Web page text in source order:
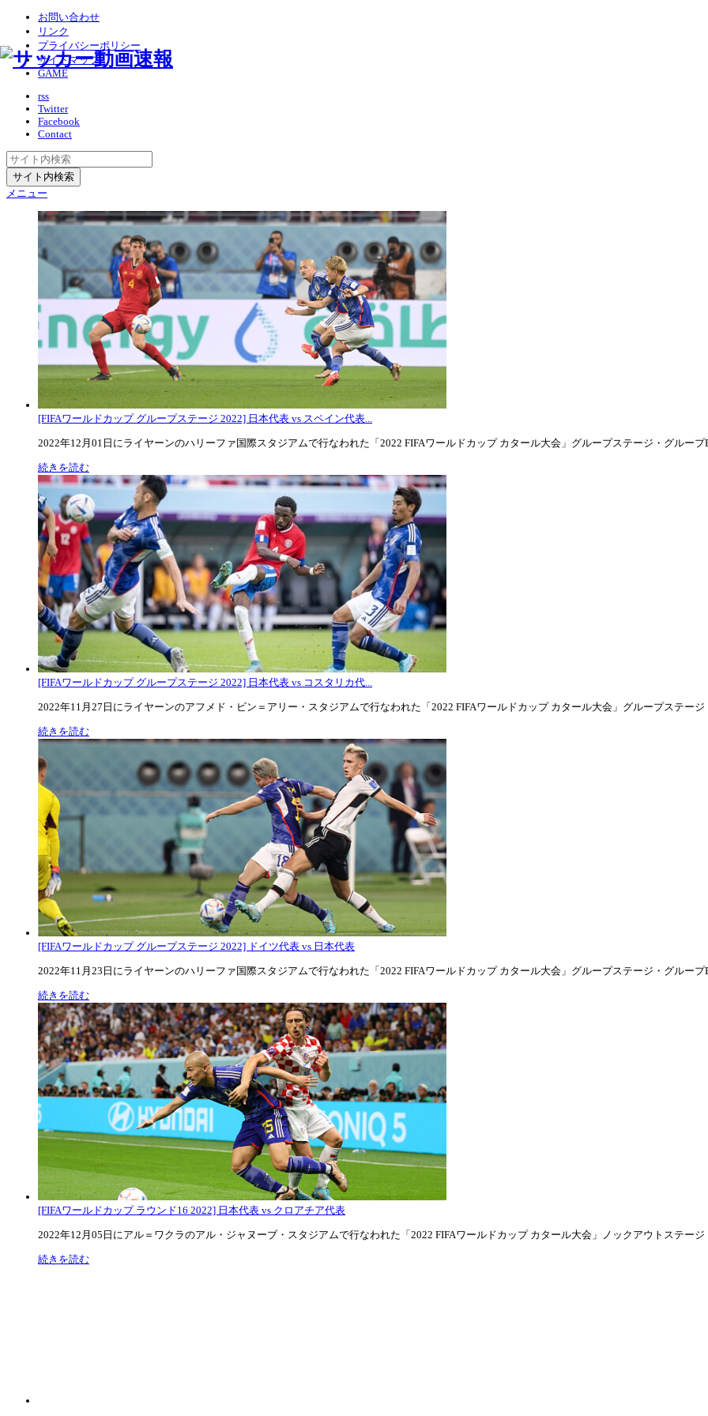
お問い合わせ
リンク
プライバシーポリシー
サイトマップ
GAME
rss
Twitter
Facebook
Contact
メニュー
[FIFAワールドカップ グループステージ 2022] 日本代表 vs スペイン代表...
2022年12月01日にライヤーンのハリーファ国際スタジアムで行なわれた「2022 FIFAワールドカップ カタール大会」グループステージ・グループ
続きを読む
[FIFAワールドカップ グループステージ 2022] 日本代表 vs コスタリカ代...
2022年11月27日にライヤーンのアフメド・ビン＝アリー・スタジアムで行なわれた「2022 FIFAワールドカップ カタール大会」グループステージ
続きを読む
[FIFAワールドカップ グループステージ 2022] ドイツ代表 vs 日本代表
2022年11月23日にライヤーンのハリーファ国際スタジアムで行なわれた「2022 FIFAワールドカップ カタール大会」グループステージ・グループ
続きを読む
[FIFAワールドカップ ラウンド16 2022] 日本代表 vs クロアチア代表
2022年12月05日にアル＝ワクラのアル・ジャヌーブ・スタジアムで行なわれた「2022 FIFAワールドカップ カタール大会」ノックアウトステージ
続きを読む